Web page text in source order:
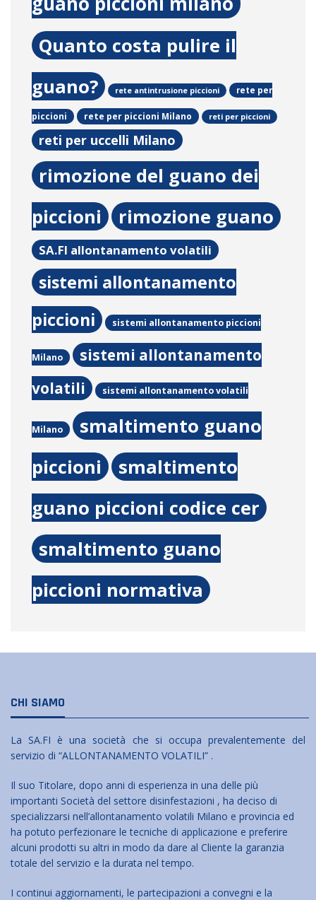
Quanto costa pulire il
guano?
rete antintrusione piccioni rete per
piccioni rete per piccioni Milano reti per piccioni
reti per uccelli Milano
rimozione del guano dei
piccioni
rimozione guano
SA.FI allontanamento volatili
sistemi allontanamento
piccioni
sistemi allontanamento piccioni
Milano
sistemi allontanamento
volatili
sistemi allontanamento volatili
Milano
smaltimento guano
piccioni
smaltimento
guano piccioni codice cer
smaltimento guano
piccioni normativa
CHI SIAMO
La SA.FI è una società che si occupa prevalentemente del
servizio di “ALLONTANAMENTO VOLATILI” .
Il suo Titolare, dopo anni di esperienza in una delle più
importanti Società del settore disinfestazioni , ha deciso di
specializzarsi nell’allontanamento volatili Milano e provincia ed
ha potuto perfezionare le tecniche di applicazione e preferire
alcuni prodotti su altri in modo da dare al Cliente la garanzia
totale del servizio e la durata nel tempo.
I continui aggiornamenti, le partecipazioni a convegni e la